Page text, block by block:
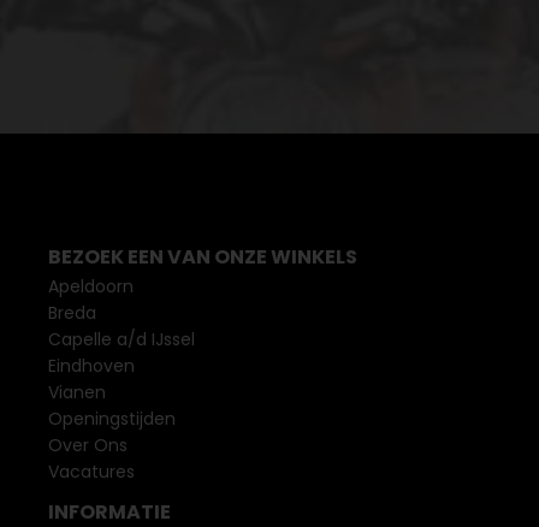
BEZOEK EEN VAN ONZE WINKELS
Apeldoorn
Breda
Capelle a/d IJssel
Eindhoven
Vianen
Openingstijden
Over Ons
Vacatures
INFORMATIE